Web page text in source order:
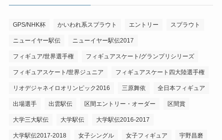
GPS/NHK杯 かいわれ系スプラウト エントリー スプラウト
ニューイヤー駅伝 ニューイヤー駅伝2017
フィギュア/世界選手権 フィギュアスケート/グランプリシリーズ
フィギュアスケート/世界ジュニア フィギュアスケート四大陸選手権
リオデジャネイロオリンピック2016 三原舞依 全日本フィギュア
出場選手 出雲駅伝 区間エントリー・オーダー 区間賞
大学三大駅伝 大学駅伝 大学駅伝2016-2017
大学駅伝2017-2018 女子シングル 女子フィギュア 宇野昌磨